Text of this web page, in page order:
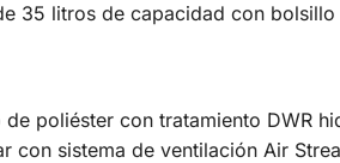
35 litros de capacidad con
de poliéster con tratamiento DWR
con sistema de ventilación Air